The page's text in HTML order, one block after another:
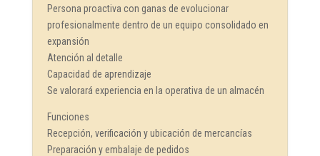
Persona proactiva con ganas de evolucionar
profesionalmente dentro de un equipo consolidado en
expansión
Atención al detalle
Capacidad de aprendizaje
Se valorará experiencia en la operativa de un almacén
Funciones
Recepción, verificación y ubicación de mercancías
Preparación y embalaje de pedidos